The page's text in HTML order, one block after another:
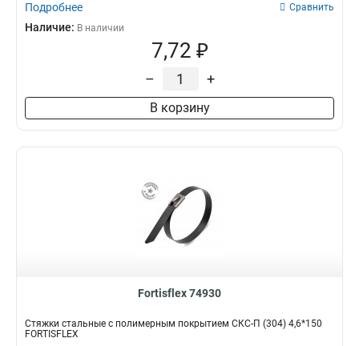
Подробнее Сравнить
Наличие: В наличии
7,72 ₽
– +
В корзину
Fortisflex 74930
Стяжки стальные с полимерным покрытием СКС-П (304) 4,6*150
FORTISFLEX